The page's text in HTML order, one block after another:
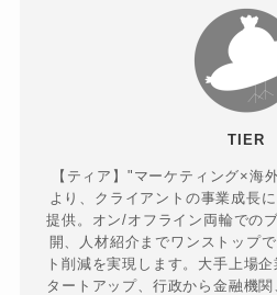
TIER
【ティア】"マーケティング×海
より、クライアントの事業成長
提供。オン/オフライン両輪での
開、人材紹介までワンストップ
ト削減を実現します。大手上場
タートアップ、行政から金融機